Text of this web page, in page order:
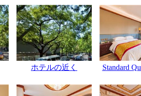
ホテルの近く Standard